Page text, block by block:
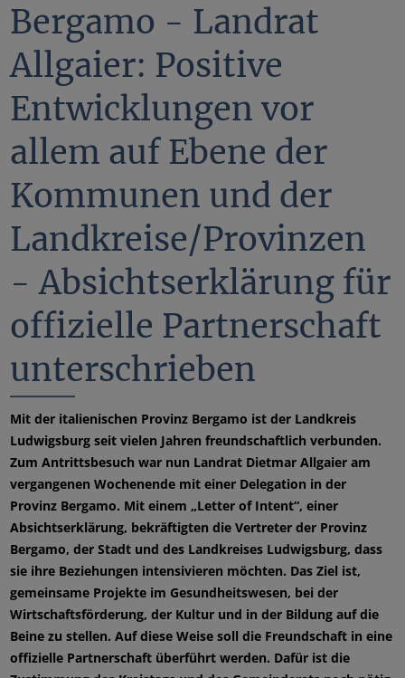
Bergamo - Landrat
Allgaier: Positive
Entwicklungen vor
allem auf Ebene der
Kommunen und der
Landkreise/Provinzen
- Absichtserklärung für
offizielle Partnerschaft
unterschrieben
Mit der italienischen Provinz Bergamo ist der Landkreis
Ludwigsburg seit vielen Jahren freundschaftlich verbunden.
Zum Antrittsbesuch war nun Landrat Dietmar Allgaier am
vergangenen Wochenende mit einer Delegation in der
Provinz Bergamo. Mit einem „Letter of Intent“, einer
Absichtserklärung, bekräftigten die Vertreter der Provinz
Bergamo, der Stadt und des Landkreises Ludwigsburg, dass
sie ihre Beziehungen intensivieren möchten. Das Ziel ist,
gemeinsame Projekte im Gesundheitswesen, bei der
Wirtschaftsförderung, der Kultur und in der Bildung auf die
Beine zu stellen. Auf diese Weise soll die Freundschaft in eine
offizielle Partnerschaft überführt werden. Dafür ist die